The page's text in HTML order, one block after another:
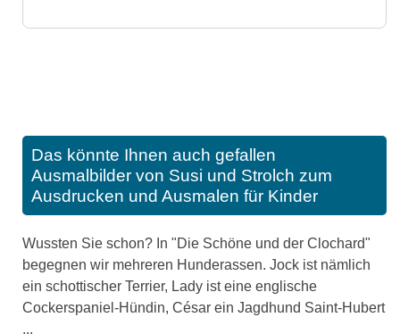
Das könnte Ihnen auch gefallen
Ausmalbilder von Susi und Strolch zum
Ausdrucken und Ausmalen für Kinder
Wussten Sie schon? In "Die Schöne und der Clochard"
begegnen wir mehreren Hunderassen. Jock ist nämlich
ein schottischer Terrier, Lady ist eine englische
Cockerspaniel-Hündin, César ein Jagdhund Saint-Hubert
...